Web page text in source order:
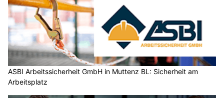
ASBI Arbeitssicherheit GmbH in Muttenz BL: Sicherheit am
Arbeitsplatz